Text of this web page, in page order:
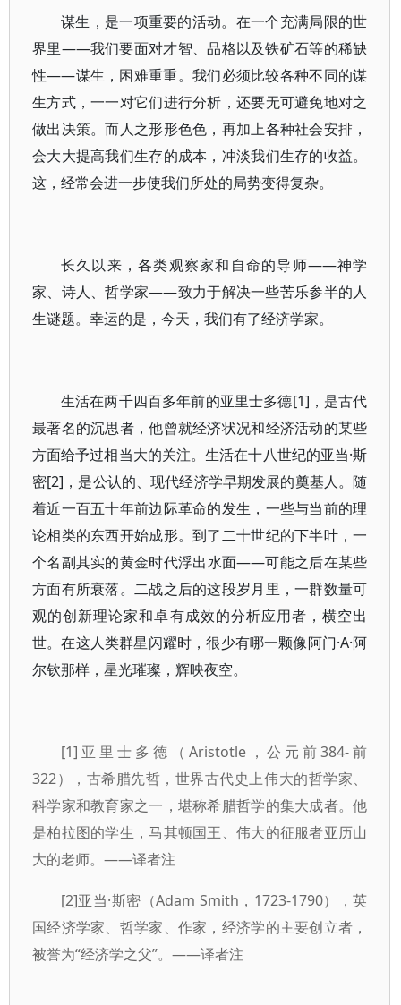
谋生，是一项重要的活动。在一个充满局限的世
界里——我们要面对才智、品格以及铁矿石等的稀缺
性——谋生，困难重重。我们必须比较各种不同的谋
生方式，一一对它们进行分析，还要无可避免地对之
做出决策。而人之形形色色，再加上各种社会安排，
会大大提高我们生存的成本，冲淡我们生存的收益。
这，经常会进一步使我们所处的局势变得复杂。
长久以来，各类观察家和自命的导师——神学
家、诗人、哲学家——致力于解决一些苦乐参半的人
生谜题。幸运的是，今天，我们有了经济学家。
生活在两千四百多年前的亚里士多德[1]，是古代
最著名的沉思者，他曾就经济状况和经济活动的某些
方面给予过相当大的关注。生活在十八世纪的亚当·斯
密[2]，是公认的、现代经济学早期发展的奠基人。随
着近一百五十年前边际革命的发生，一些与当前的理
论相类的东西开始成形。到了二十世纪的下半叶，一
个名副其实的黄金时代浮出水面——可能之后在某些
方面有所衰落。二战之后的这段岁月里，一群数量可
观的创新理论家和卓有成效的分析应用者，横空出
世。在这人类群星闪耀时，很少有哪一颗像阿门·A·阿
尔钦那样，星光璀璨，辉映夜空。
[1]亚里士多德（Aristotle，公元前384-前
322），古希腊先哲，世界古代史上伟大的哲学家、
科学家和教育家之一，堪称希腊哲学的集大成者。他
是柏拉图的学生，马其顿国王、伟大的征服者亚历山
大的老师。——译者注
[2]亚当·斯密（Adam Smith，1723-1790），英
国经济学家、哲学家、作家，经济学的主要创立者，
被誉为“经济学之父”。——译者注